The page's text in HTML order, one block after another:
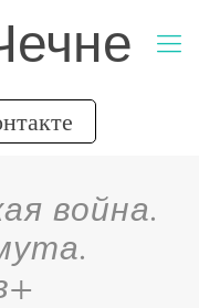
война.